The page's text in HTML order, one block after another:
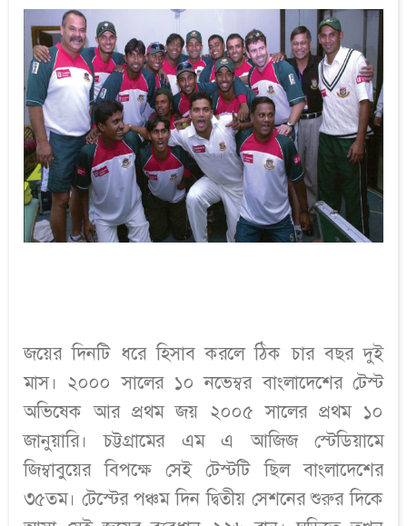
জয়ের দিনটি ধরে হিসাব করলে ঠিক চার বছর দুই
মাস। ২০০০ সালের ১০ নভেম্বর বাংলাদেশের টেস্ট
অভিষেক আর প্রথম জয় ২০০৫ সালের প্রথম ১০
জানুয়ারি। চট্টগ্রামের এম এ আজিজ স্টেডিয়ামে
জিম্বাবুয়ের বিপক্ষে সেই টেস্টটি ছিল বাংলাদেশের
৩৫তম। টেস্টের পঞ্চম দিন দ্বিতীয় সেশনের শুরুর দিকে